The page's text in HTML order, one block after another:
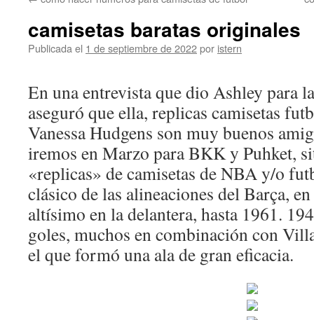
camisetas baratas originales
Publicada el 1 de septiembre de 2022por istern
En una entrevista que dio Ashley para
aseguró que ella, replicas camisetas
Vanessa Hudgens son muy buenos
iremos en Marzo para BKK y Puhket,
«replicas» de camisetas de NBA y/o
clásico de las alineaciones del Barça,
altísimo en la delantera, hasta 1961.
goles, muchos en combinación con
el que formó una ala de gran eficacia.